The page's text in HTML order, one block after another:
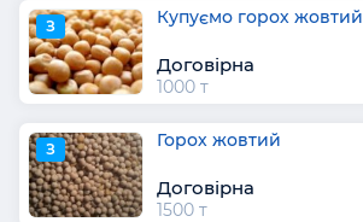
З Купуємо горох жовтий
Договірна
1000 т
З Горох жовтий
Договірна
1500 т